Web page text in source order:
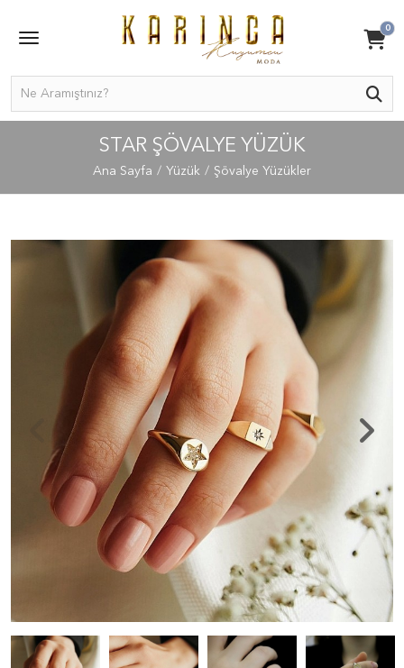
0
STAR ŞÖVALYE YÜZÜK
Ana Sayfa Yüzük Şövalye Yüzükler